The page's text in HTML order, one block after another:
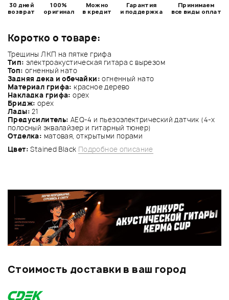
Коротко о товаре:
Трещины ЛКП на пятке грифа
Тип: электроакустическая гитара с вырезом
Топ: огненный нато
Задняя дека и обечайки:огненный нато
Материал грифа: красное дерево
Накладка грифа: орех
Бридж: орех
Лады:21
Предусилитель: AEQ-4 и пьезоэлектрический датчик (4-х
полосный эквалайзер и гитарный тюнер)
Отделка: матовая, открытыми порами
Цвет:Stained Black Подробное описание
30 дней
возврат
100%
оригинал
Можно
в кредит
Гарантия
и поддержка
Принимаем
все виды оплат
Стоимость доставки в ваш город